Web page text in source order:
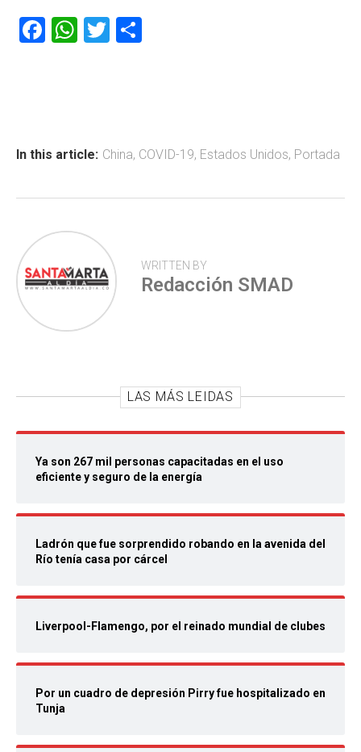
F
ok
W
p
T
tir
In this article: China, COVID-19, Estados Unidos, Portada
WRITTEN BY
Redacción SMAD
LAS MÁS LEIDAS
Ya son 267 mil personas capacitadas en el uso
eficiente y seguro de la energía
Ladrón que fue sorprendido robando en la avenida del
Río tenía casa por cárcel
Liverpool-Flamengo, por el reinado mundial de clubes
Por un cuadro de depresión Pirry fue hospitalizado en
Tunja